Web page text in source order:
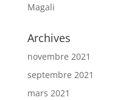
Magali
Archives
novembre 2021
septembre 2021
mars 2021